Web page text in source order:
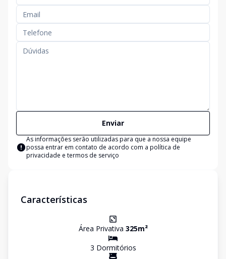
Enviar
As informações serão utilizadas para que a nossa equipe
possa entrar em contato de acordo com a política de
privacidade e termos de serviço
Características
Área Privativa 325m²
3 Dormitórios